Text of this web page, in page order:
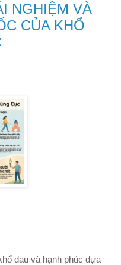
NGHIỆM VÀ
CỦA KHỔ
đau và hạnh phúc dựa